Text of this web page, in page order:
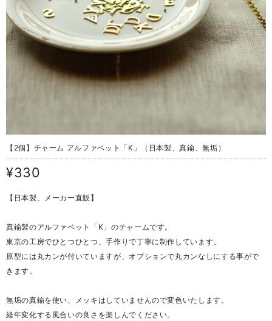
【2個】チャーム アルファベット「K」（日本製、真鍮、無垢）
¥330
【日本製、メーカー直販】
真鍮製のアルファベット「K」のチャームです。
東京の工房でひとつひとつ、手作りで丁寧に制作しています。
原型には丸カンが付いていますが、オプションで丸カンなしにする事がで
きます。
無垢の真鍮を使い、メッキはしていませんので変色いたします。
経年変化する風合いの良さを楽しんでください。